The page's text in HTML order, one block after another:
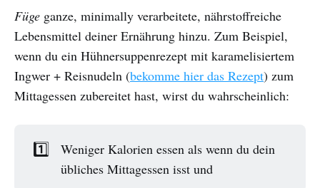
Füge ganze, minimally verarbeitete, nährstoffreiche
Lebensmittel deiner Ernährung hinzu. Zum Beispiel,
wenn du ein Hühnersuppenrezept mit karamelisiertem
Ingwer + Reisnudeln (bekomme hier das Rezept) zum
Mittagessen zubereitet hast, wirst du wahrscheinlich:
1️⃣
Weniger Kalorien essen als wenn du dein
übliches Mittagessen isst und